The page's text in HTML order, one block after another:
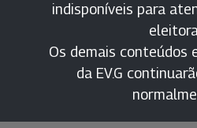
indisponíveis para
Os demais conteúdos
da EV.G